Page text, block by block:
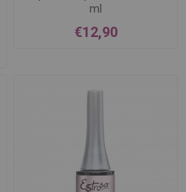
ml
€12,90